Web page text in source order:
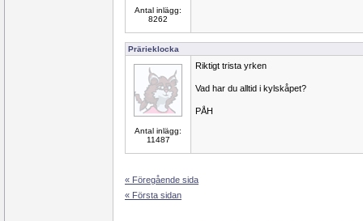
Antal inlägg:
8262
Prärieklocka
Antal inlägg:
11487
Riktigt trista yrken
Vad har du alltid i kylskåpet?
PÅH
« Föregående sida
« Första sidan